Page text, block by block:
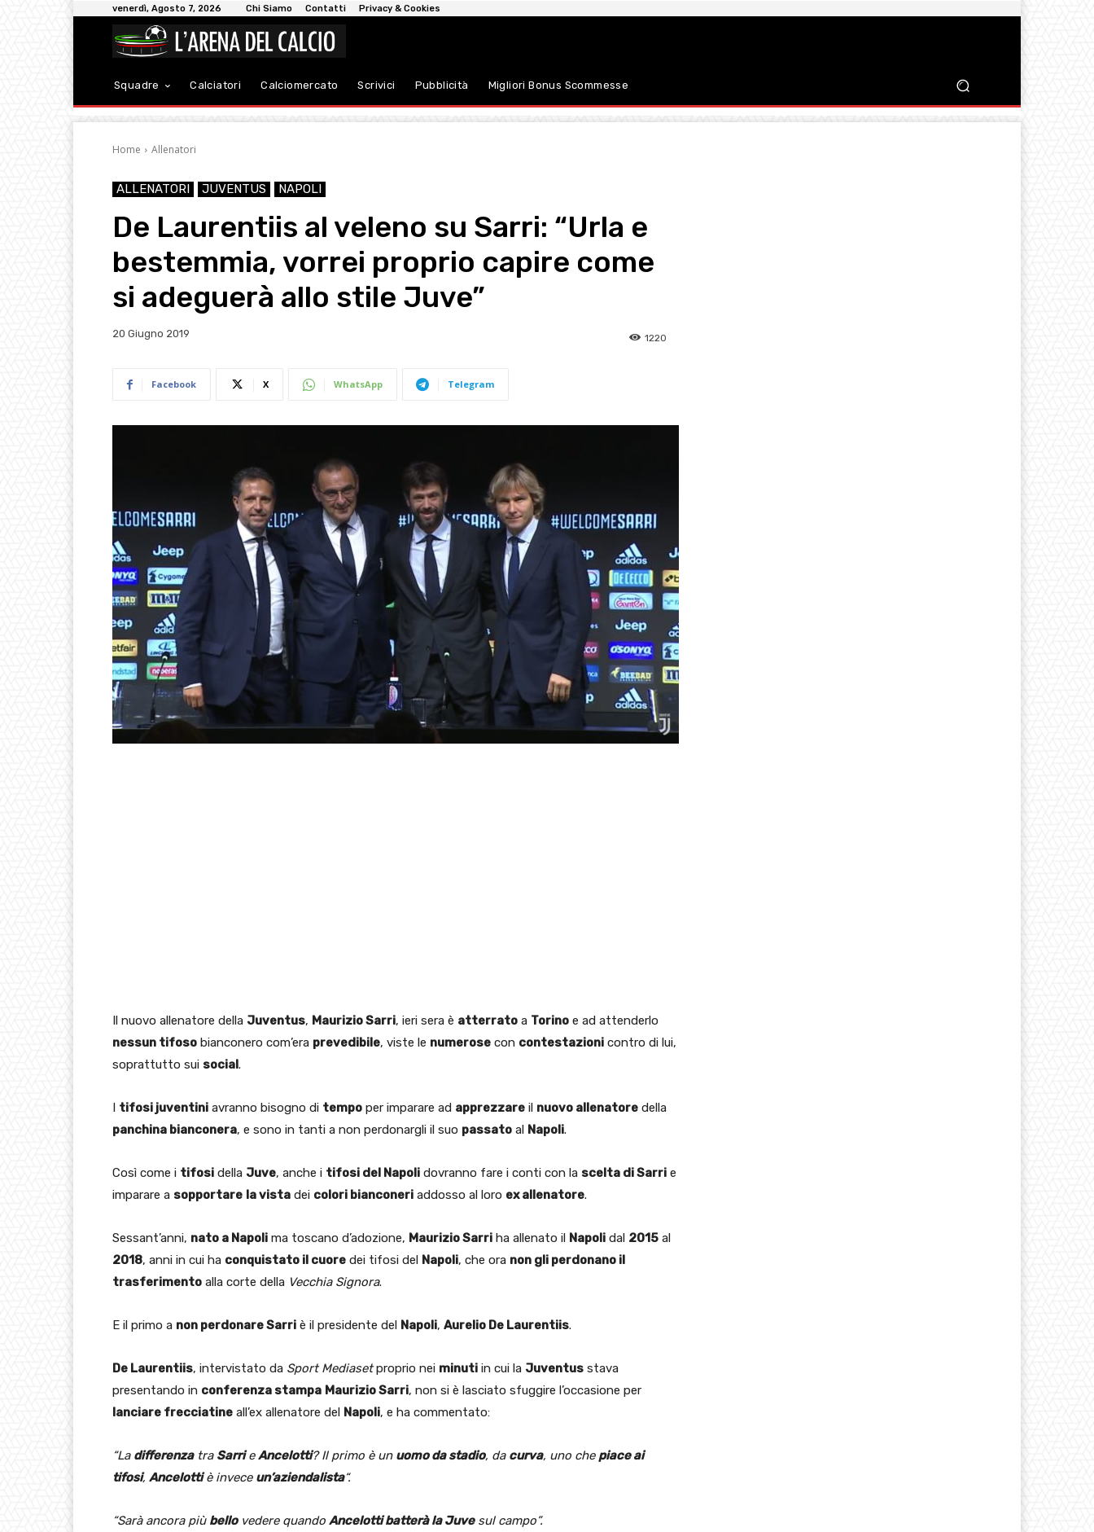
venerdì, Agosto 7, 2026 Chi Siamo Contatti Privacy & Cookies
Squadre Calciatori Calciomercato Scrivici Pubblicità Migliori Bonus Scommesse
Home Allenatori
ALLENATORI JUVENTUS NAPOLI
De Laurentiis al veleno su Sarri: “Urla e
bestemmia, vorrei proprio capire come
si adeguerà allo stile Juve”
20 Giugno 2019 1220
Facebook X WhatsApp Telegram
Il nuovo allenatore della Juventus, Maurizio Sarri, ieri sera è atterrato a Torino e ad attenderlo
nessun tifoso bianconero com’era prevedibile, viste le numerose con contestazioni contro di lui,
soprattutto sui social.
I tifosi juventini avranno bisogno di tempo per imparare ad apprezzare il nuovo allenatore della
panchina bianconera, e sono in tanti a non perdonargli il suo passato al Napoli.
Così come i tifosi della Juve, anche i tifosi del Napoli dovranno fare i conti con la scelta di Sarri e
imparare a sopportare la vista dei colori bianconeri addosso al loro ex allenatore.
Sessant’anni, nato a Napoli ma toscano d’adozione, Maurizio Sarri ha allenato il Napoli dal 2015 al
2018, anni in cui ha conquistato il cuore dei tifosi del Napoli, che ora non gli perdonano il
trasferimento alla corte della Vecchia Signora.
E il primo a non perdonare Sarri è il presidente del Napoli, Aurelio De Laurentiis.
De Laurentiis, intervistato da Sport Mediasetproprio nei minuti in cui la Juventus stava
presentando in conferenza stampa Maurizio Sarri, non si è lasciato sfuggire l’occasione per
lanciare frecciatine all’ex allenatore del Napoli, e ha commentato:
“La differenzatra SarrieAncelotti? Il primo è un uomo da stadio, da curva, uno che piace ai
tifosi, Ancelottiè invece un’aziendalista“.
“Sarà ancora più bellovedere quando Ancelotti batterà la Juvesul campo”.